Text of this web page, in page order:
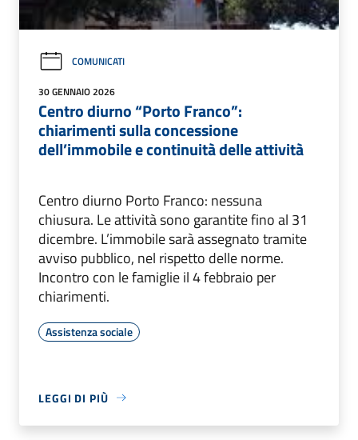
COMUNICATI
30 GENNAIO 2026
Centro diurno “Porto Franco”:
chiarimenti sulla concessione
dell’immobile e continuità delle attività
Centro diurno Porto Franco: nessuna
chiusura. Le attività sono garantite fino al 31
dicembre. L’immobile sarà assegnato tramite
avviso pubblico, nel rispetto delle norme.
Incontro con le famiglie il 4 febbraio per
chiarimenti.
Assistenza sociale
LEGGI DI PIÙ